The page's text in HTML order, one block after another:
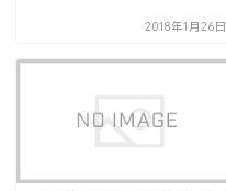
2018年1月26日